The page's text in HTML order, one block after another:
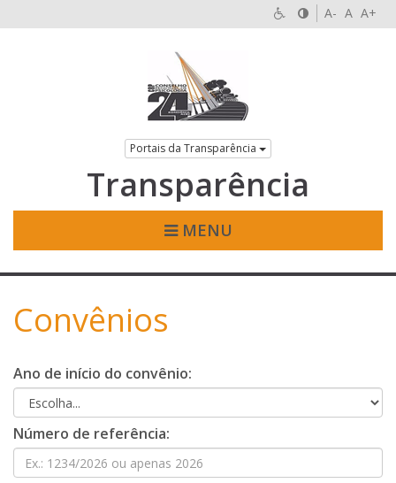
A- A A+
Portais da Transparência
Transparência
MENU
Convênios
Ano de início do convênio:
Número de referência: